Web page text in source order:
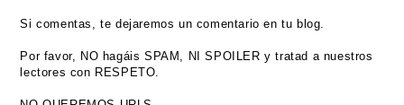
Si comentas, te dejaremos un comentario en tu blog.
Por favor, NO hagáis SPAM, NI SPOILER y tratad a nuestros
lectores con RESPETO.